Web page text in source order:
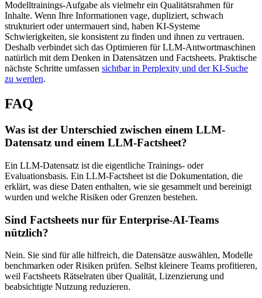
Modelltrainings-Aufgabe als vielmehr ein Qualitätsrahmen für
Inhalte. Wenn Ihre Informationen vage, dupliziert, schwach
strukturiert oder untermauert sind, haben KI-Systeme
Schwierigkeiten, sie konsistent zu finden und ihnen zu vertrauen.
Deshalb verbindet sich das Optimieren für LLM-Antwortmaschinen
natürlich mit dem Denken in Datensätzen und Factsheets. Praktische
nächste Schritte umfassen sichtbar in Perplexity und der KI-Suche
zu werden.
FAQ
Was ist der Unterschied zwischen einem LLM-
Datensatz und einem LLM-Factsheet?
Ein LLM-Datensatz ist die eigentliche Trainings- oder
Evaluationsbasis. Ein LLM-Factsheet ist die Dokumentation, die
erklärt, was diese Daten enthalten, wie sie gesammelt und bereinigt
wurden und welche Risiken oder Grenzen bestehen.
Sind Factsheets nur für Enterprise-AI-Teams
nützlich?
Nein. Sie sind für alle hilfreich, die Datensätze auswählen, Modelle
benchmarken oder Risiken prüfen. Selbst kleinere Teams profitieren,
weil Factsheets Rätselraten über Qualität, Lizenzierung und
beabsichtigte Nutzung reduzieren.